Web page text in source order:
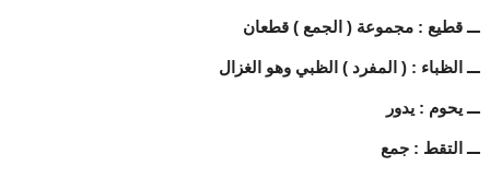
ـــ قطيع : مجموعة ( الجمع ) قطعان
ـــ الظباء : ( المفرد ) الظبي وهو الغزال
ـــ يحوم : يدور
ـــ التقط : جمع